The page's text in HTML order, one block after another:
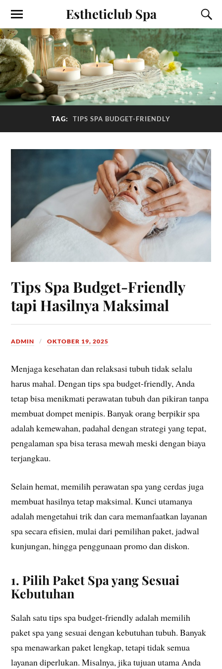
Estheticlub Spa
TAG: TIPS SPA BUDGET-FRIENDLY
Tips Spa Budget-Friendly
tapi Hasilnya Maksimal
ADMIN OKTOBER 19, 2025
Menjaga kesehatan dan relaksasi tubuh tidak selalu
harus mahal. Dengan tips spa budget-friendly, Anda
tetap bisa menikmati perawatan tubuh dan pikiran tanpa
membuat dompet menipis. Banyak orang berpikir spa
adalah kemewahan, padahal dengan strategi yang tepat,
pengalaman spa bisa terasa mewah meski dengan biaya
terjangkau.
Selain hemat, memilih perawatan spa yang cerdas juga
membuat hasilnya tetap maksimal. Kunci utamanya
adalah mengetahui trik dan cara memanfaatkan layanan
spa secara efisien, mulai dari pemilihan paket, jadwal
kunjungan, hingga penggunaan promo dan diskon.
1. Pilih Paket Spa yang Sesuai
Kebutuhan
Salah satu tips spa budget-friendly adalah memilih
paket spa yang sesuai dengan kebutuhan tubuh. Banyak
spa menawarkan paket lengkap, tetapi tidak semua
layanan diperlukan. Misalnya, jika tujuan utama Anda